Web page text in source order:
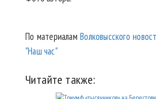
По материаламВолковысского
"Наш час"
Читайте также: